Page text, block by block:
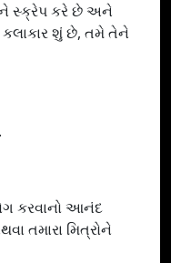
સ્ક્રેપ કરે છે અને
શું છે, તમે તેને
કરવાનો આનંદ
તમારા મિત્રોને